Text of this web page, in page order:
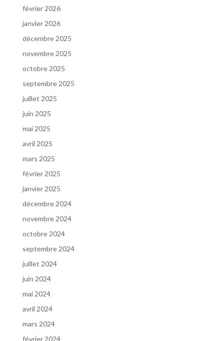
février 2026
janvier 2026
décembre 2025
novembre 2025
octobre 2025
septembre 2025
juillet 2025
juin 2025
mai 2025
avril 2025
mars 2025
février 2025
janvier 2025
décembre 2024
novembre 2024
octobre 2024
septembre 2024
juillet 2024
juin 2024
mai 2024
avril 2024
mars 2024
février 2024